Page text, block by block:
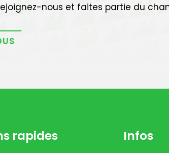
nous et faites partie du
rapides Infos